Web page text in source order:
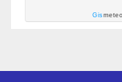
Gismeteo